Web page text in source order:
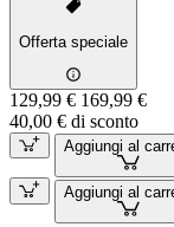
Offerta speciale
129,99 € 169,99 €
40,00 € di sconto
Aggiungi al
Aggiungi al